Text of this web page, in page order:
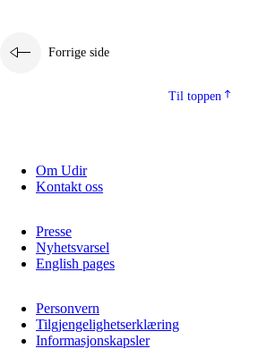
Forrige side
Til toppen
Om Udir
Kontakt oss
Presse
Nyhetsvarsel
English pages
Personvern
Tilgjengelighetserklæring
Informasjonskapsler